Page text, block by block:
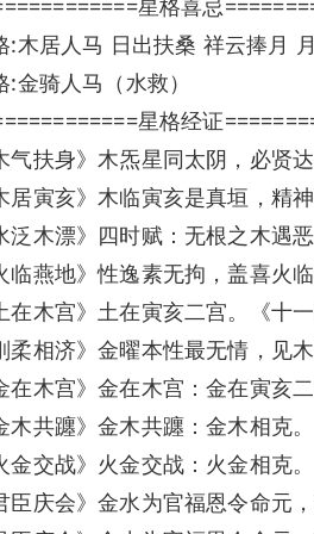
:木居人马 日出扶桑 祥云捧月
:金骑人马（水救）
星格经证
气扶身》木炁星同太阴，必贤
居寅亥》木临寅亥是真垣，精
泛木漂》四时赋：无根之木遇
临燕地》性逸素无拘，盖喜火
在木宫》土在寅亥二宫。《十一
柔相济》金曜本性最无情，见
在木宫》金在木宫：金在寅亥
木共躔》金木共躔：金木相克
金交战》火金交战：火金相克
臣庆会》金水为官福恩令命元